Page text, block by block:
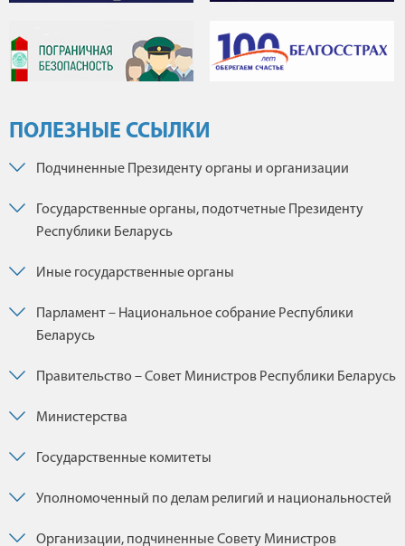
ПОЛЕЗНЫЕ ССЫЛКИ
Подчиненные Президенту органы и организации
Государственные органы, подотчетные Президенту
Республики Беларусь
Иные государственные органы
Парламент – Национальное собрание Республики
Беларусь
Правительство – Совет Министров Республики Беларусь
Министерства
Государственные комитеты
Уполномоченный по делам религий и национальностей
Организации, подчиненные Совету Министров